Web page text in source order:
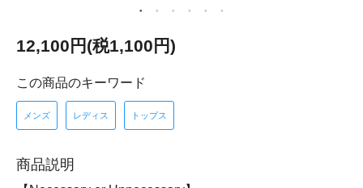
12,100円(税1,100円)
この商品のキーワード
メンズ レディス トップス
商品説明